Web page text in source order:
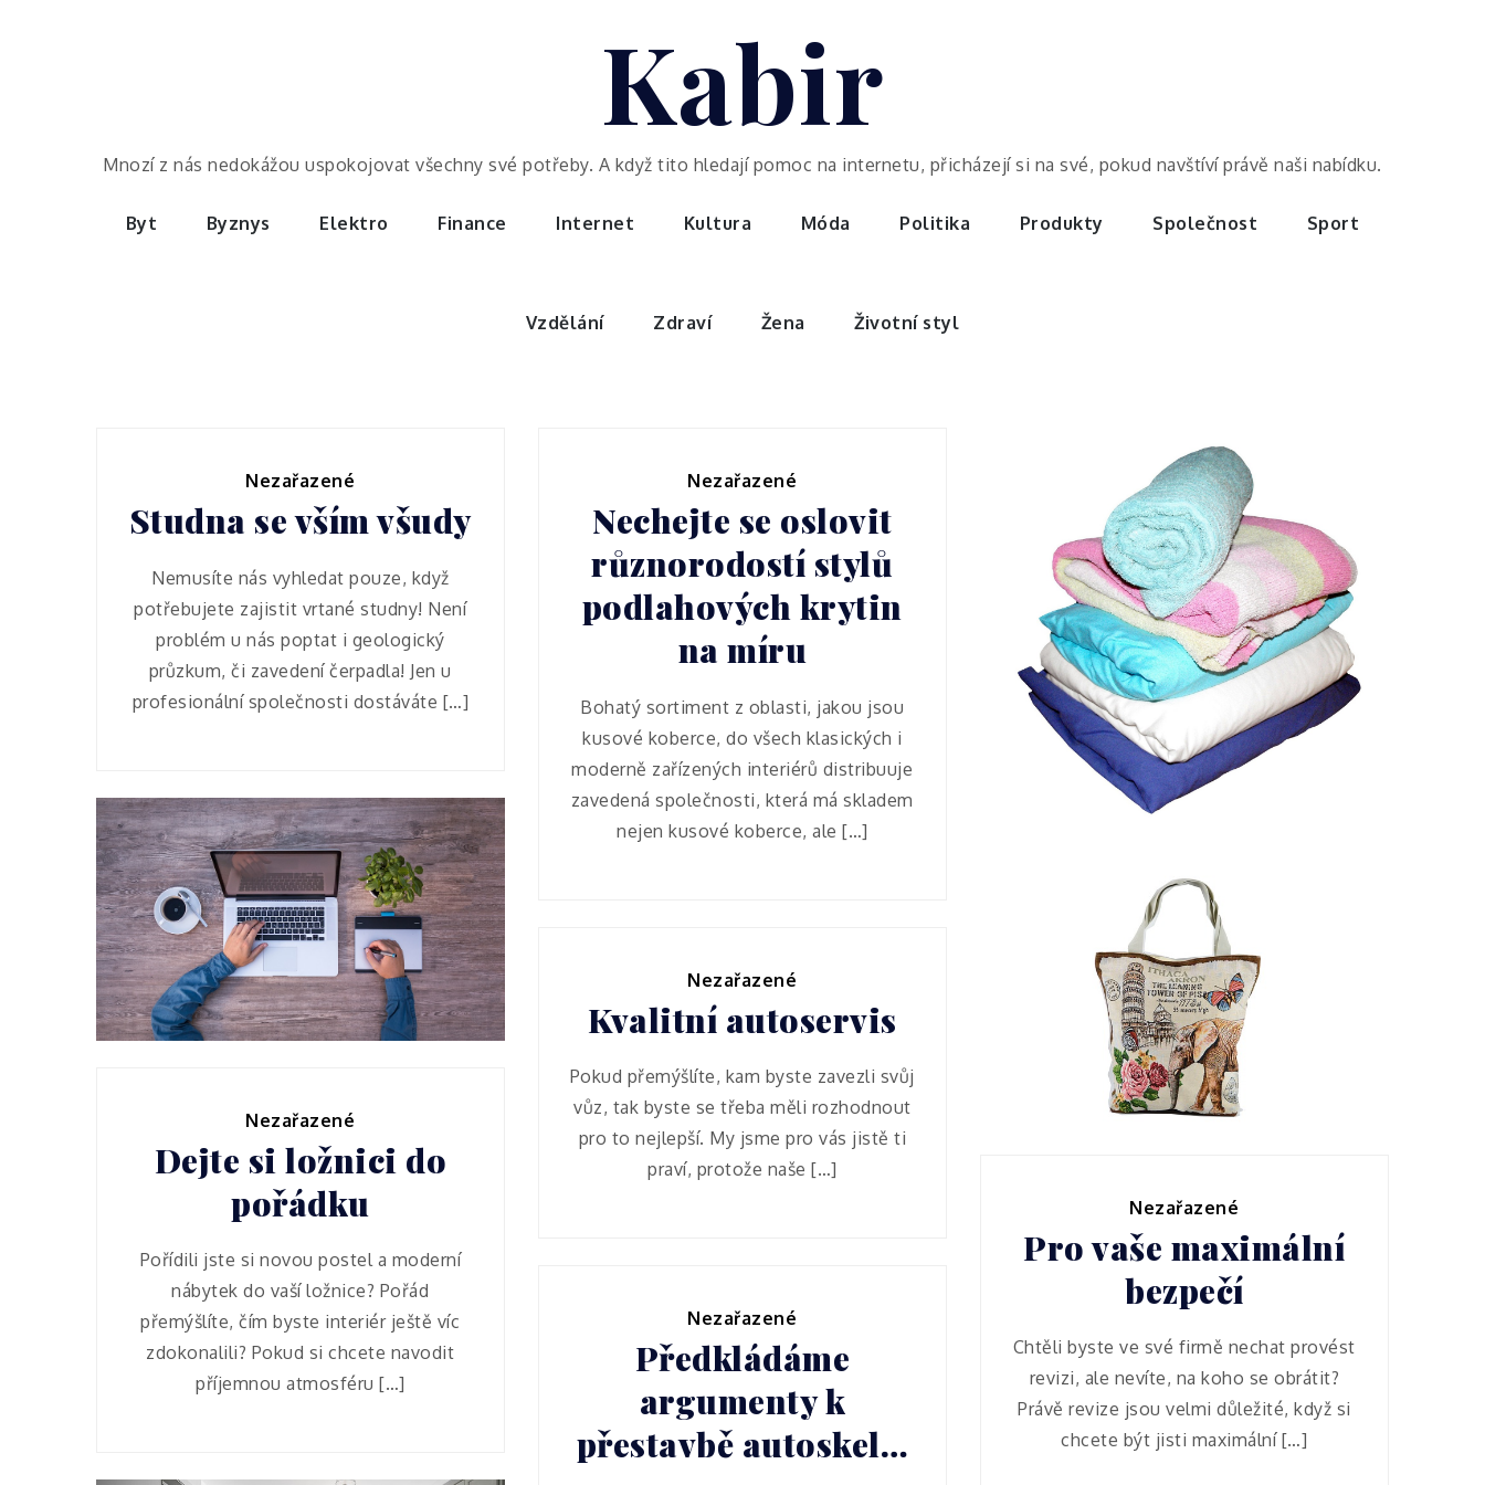
Kabir
Mnozí z nás nedokážou uspokojovat všechny své potřeby. A když tito hledají pomoc na internetu, přicházejí si na své, pokud navštíví právě naši nabídku.
Byt Byznys Elektro Finance Internet Kultura Móda Politika Produkty Společnost Sport
Vzdělání Zdraví Žena Životní styl
Nezařazené
Studna se vším všudy
Nemusíte nás vyhledat pouze, když
potřebujete zajistit vrtané studny! Není
problém u nás poptat i geologický
průzkum, či zavedení čerpadla! Jen u
profesionální společnosti dostáváte […]
Nezařazené
Nechejte se oslovit
různorodostí stylů
podlahových krytin
na míru
Bohatý sortiment z oblasti, jakou jsou
kusové koberce, do všech klasických i
moderně zařízených interiérů distribuuje
zavedená společnosti, která má skladem
nejen kusové koberce, ale […]
Byt
Teplo domova
Žena
Návrat do práce
po vánocích
Produkty
Využití
reklamních
předmětů v
praxi
Nezařazené
Kvalitní autoservis
Pokud přemýšlíte, kam byste zavezli svůj
vůz, tak byste se třeba měli rozhodnout
pro to nejlepší. My jsme pro vás jistě ti
praví, protože naše […]
Nezařazené
Dejte si ložnici do
pořádku
Pořídili jste si novou postel a moderní
nábytek do vaší ložnice? Pořád
přemýšlíte, čím byste interiér ještě víc
zdokonalili? Pokud si chcete navodit
příjemnou atmosféru […]
Nezařazené
Pro vaše maximální
bezpečí
Chtěli byste ve své firmě nechat provést
revizi, ale nevíte, na koho se obrátit?
Právě revize jsou velmi důležité, když si
chcete být jisti maximální […]
Nezařazené
Předkládáme
argumenty k
přestavbě autoskel…